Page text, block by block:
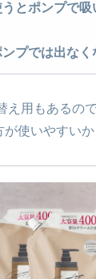
うとポンプで
ンプでは出なく
え用もあるの
使いやすいか